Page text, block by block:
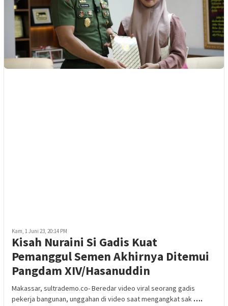
Kam, 1 Juni 23, 20:14 PM
Kisah Nuraini Si Gadis Kuat
Pemanggul Semen Akhirnya Ditemui
Pangdam XIV/Hasanuddin
Makassar, sultrademo.co- Beredar video viral seorang gadis
pekerja bangunan, unggahan di video saat mengangkat sak ….